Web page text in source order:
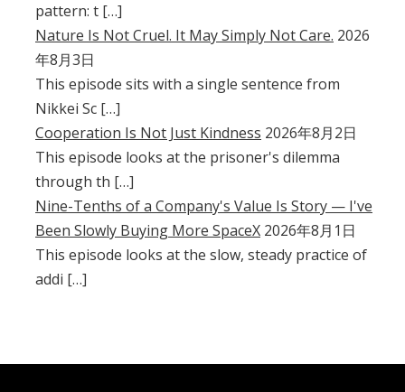
pattern: t […]
Nature Is Not Cruel. It May Simply Not Care. 2026
年8月3日
This episode sits with a single sentence from
Nikkei Sc […]
Cooperation Is Not Just Kindness 2026年8月2日
This episode looks at the prisoner's dilemma
through th […]
Nine-Tenths of a Company's Value Is Story — I've
Been Slowly Buying More SpaceX 2026年8月1日
This episode looks at the slow, steady practice of
addi […]